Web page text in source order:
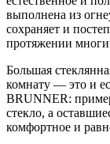
выполнена из
сохраняет и
протяжении
Большая
комнату — это и
BRUNNER:
стекло, а
комфортное и